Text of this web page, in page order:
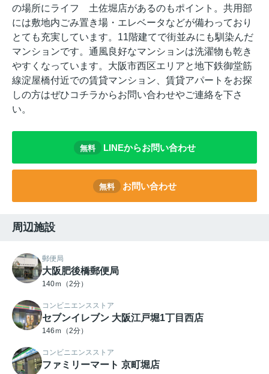
の場所にライフ 土佐堀店があるのもポイント。共用部
には敷地内ごみ置き場・エレベータなどが備わっており
とても充実しています。11階建てで街並みにも馴染んだ
マンションです。通風良好なマンションは洗濯物も乾き
やすくなっています。大阪市西区エリアと地下鉄御堂筋
線淀屋橋付近での賃貸マンション、賃貸アパートをお探
しの方はぜひコチラからお問い合わせやご連絡を下さ
い。
無料 LINEからお問い合わせ
無料 お問い合わせ
周辺施設
郵便局
大阪肥後橋郵便局
140ｍ（2分）
コンビニエンスストア
セブンイレブン 大阪江戸堀1丁目西店
146ｍ（2分）
コンビニエンスストア
ファミリーマート 京町堀店